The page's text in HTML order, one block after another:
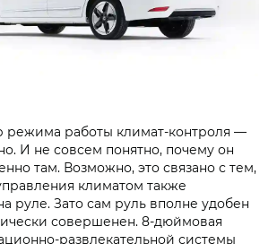
режима работы климат-контроля —
И не совсем понятно, почему он
там. Возможно, это связано с тем,
климатом также
руле. Зато сам руль вполне удобен
совершенен. 8-дюймовая
развлекательной системы